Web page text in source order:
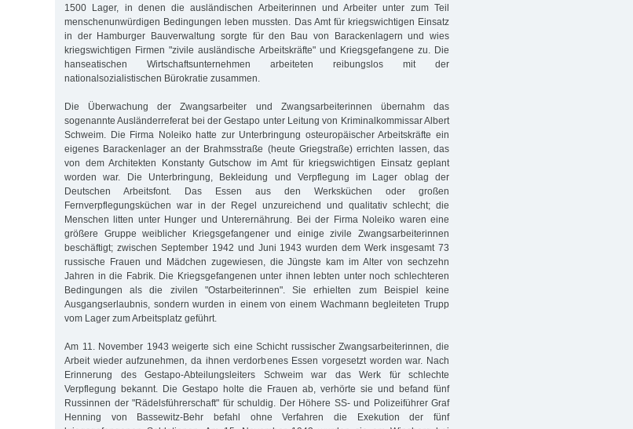
1500 Lager, in denen die ausländischen Arbeiterinnen und Arbeiter unter zum Teil
menschenunwürdigen Bedingungen leben mussten. Das Amt für kriegswichtigen Einsatz
in der Hamburger Bauverwaltung sorgte für den Bau von Barackenlagern und wies
kriegswichtigen Firmen "zivile ausländische Arbeitskräfte" und Kriegsgefangene zu. Die
hanseatischen Wirtschaftsunternehmen arbeiteten reibungslos mit der
nationalsozialistischen Bürokratie zusammen.
Die Überwachung der Zwangsarbeiter und Zwangsarbeiterinnen übernahm das
sogenannte Ausländerreferat bei der Gestapo unter Leitung von Kriminalkommissar Albert
Schweim. Die Firma Noleiko hatte zur Unterbringung osteuropäischer Arbeitskräfte ein
eigenes Barackenlager an der Brahmsstraße (heute Griegstraße) errichten lassen, das
von dem Architekten Konstanty Gutschow im Amt für kriegswichtigen Einsatz geplant
worden war. Die Unterbringung, Bekleidung und Verpflegung im Lager oblag der
Deutschen Arbeitsfont. Das Essen aus den Werksküchen oder großen
Fernverpflegungsküchen war in der Regel unzureichend und qualitativ schlecht; die
Menschen litten unter Hunger und Unterernährung. Bei der Firma Noleiko waren eine
größere Gruppe weiblicher Kriegsgefangener und einige zivile Zwangsarbeiterinnen
beschäftigt; zwischen September 1942 und Juni 1943 wurden dem Werk insgesamt 73
russische Frauen und Mädchen zugewiesen, die Jüngste kam im Alter von sechzehn
Jahren in die Fabrik. Die Kriegsgefangenen unter ihnen lebten unter noch schlechteren
Bedingungen als die zivilen "Ostarbeiterinnen". Sie erhielten zum Beispiel keine
Ausgangserlaubnis, sondern wurden in einem von einem Wachmann begleiteten Trupp
vom Lager zum Arbeitsplatz geführt.
Am 11. November 1943 weigerte sich eine Schicht russischer Zwangsarbeiterinnen, die
Arbeit wieder aufzunehmen, da ihnen verdorbenes Essen vorgesetzt worden war. Nach
Erinnerung des Gestapo-Abteilungsleiters Schweim war das Werk für schlechte
Verpflegung bekannt. Die Gestapo holte die Frauen ab, verhörte sie und befand fünf
Russinnen der "Rädelsführerschaft" für schuldig. Der Höhere SS- und Polizeiführer Graf
Henning von Bassewitz-Behr befahl ohne Verfahren die Exekution der fünf